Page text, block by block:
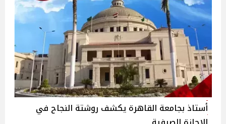
أستاذ بجامعة القاهرة يكشف روشتة النجاح في